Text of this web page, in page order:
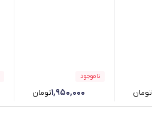
تومان
ناموجود
۱,۹۵۰,۰۰۰تومان